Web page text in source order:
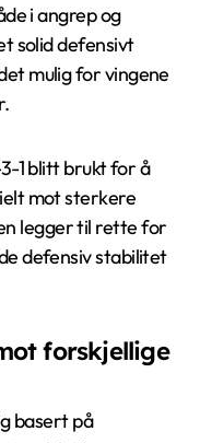
i angrep og
solid defensivt
mulig for vingene
1 blitt brukt for å
mot sterkere
legger til rette for
defensiv stabilitet
forskjellige
basert på